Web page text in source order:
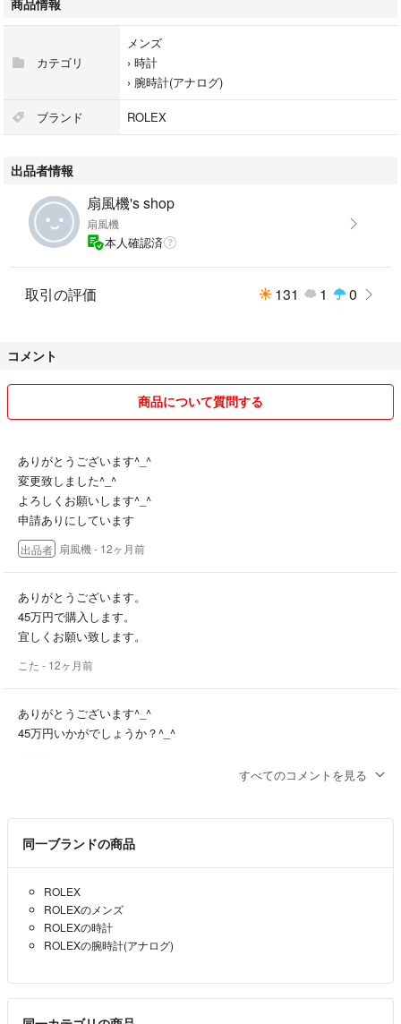
2024/10月に東京の時計店にて
ヘッドのみオーバーホール、
ポリッシュを行なっています。
(非正規時計店にて)
現在も稼動品となります。
シグマダイヤルです。
対面受け取り、追跡可能となります。
中古品のため小傷あります。
新品クラスをお求めの方はご遠慮ください。
値段交渉や質問中などの途中でも
先にご購入していただいた方を
ポストには鍵を付けるなどのご対応お願い致します。
沖縄からゆうパケット、
ゆうパケットプラス発送は
電池類の有無に関わらず
ご了承いただける方のみご購入下さい
待てない方は購入しないでください
沖縄からの発送の為、
台風時期は船が出港できないので
2週間は見てください。
ご了承ください。
沖縄からの発送です。
カテゴリ
メンズ
› 時計
› 腕時計(アナログ)
ブランド ROLEX
出品者情報
扇風機's shop
扇風機
本人確認済
取引の評価 131 1 0
コメント
商品について質問する
ありがとうございます^_^
変更致しました^_^
よろしくお願いします^_^
申請ありにしています
出品者 扇風機- 12ヶ月前
ありがとうございます。
45万円で購入します。
宜しくお願い致します。
こた - 12ヶ月前
ありがとうございます^_^
45万円いかがでしょうか？^_^
宜しくお願い致します。
すべてのコメントを見る
同一ブランドの商品
ROLEX
ROLEXのメンズ
ROLEXの時計
ROLEXの腕時計(アナログ)